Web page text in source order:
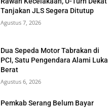
Tanjakan JLS Segera Ditutup
Agustus 7, 2026
Dua Sepeda Motor Tabrakan di
PCI, Satu Pengendara Alami Luka
Berat
Agustus 6, 2026
Pemkab Serang Belum Bayar